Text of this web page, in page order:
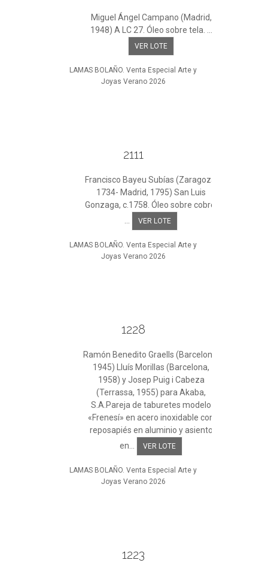
Miguel Ángel Campano (Madrid,
1948) A LC 27. Óleo sobre tela. ...
VER LOTE
LAMAS BOLAÑO. Venta Especial Arte y
Joyas Verano 2026
2111
Francisco Bayeu Subías (Zaragoza,
1734- Madrid, 1795) San Luis
Gonzaga, c.1758. Óleo sobre cobre.
VER LOTE
LAMAS BOLAÑO. Venta Especial Arte y
Joyas Verano 2026
1228
Ramón Benedito Graells (Barcelona,
1945) Lluís Morillas (Barcelona,
1958) y Josep Puig i Cabeza
(Terrassa, 1955) para Akaba,
S.A.Pareja de taburetes modelo
«Frenesí» en acero inoxidable con
reposapiés en aluminio y asiento
en...
VER LOTE
LAMAS BOLAÑO. Venta Especial Arte y
Joyas Verano 2026
1223